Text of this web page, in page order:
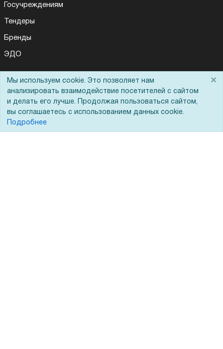
Госучреждениям
Тендеры
Бренды
ЭДО
Помощь
Вопрос-ответ
Мы используем cookie. Это позволяет нам
анализировать взаимодействие посетителей с сайтом
и делать его лучше. Продолжая пользоваться сайтом,
вы соглашаетесь с использованием данных cookie.
Подробнее
×